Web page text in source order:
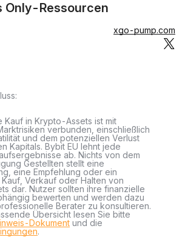
Only-Ressourcen
xgo-pump.com
Kauf in Krypto-Assets ist mit
verbunden, einschließlich
und dem potenziellen Verlust
Kapitals. Bybit EU lehnt jede
ab. Nichts von dem
Gestellten stellt eine
eine Empfehlung oder ein
Verkauf oder Halten von
dar. Nutzer sollten ihre finanzielle
bewerten und werden dazu
Berater zu konsultieren.
Übersicht lesen Sie bitte
Dokument und die
.